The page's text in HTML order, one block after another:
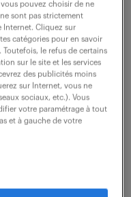
dans un
clients. Vous
afin...
pouvez choisir de ne
sont pas strictement
Internet. Cliquez sur
catégories pour en savoir
le refus de certains
sur le site et les services
des publicités moins
sur Internet, vous ne
sociaux, etc.). Vous
votre paramétrage à tout
et à gauche de votre